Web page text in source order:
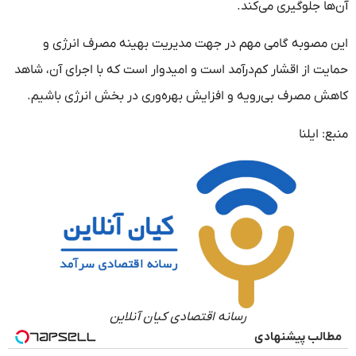
آن‌ها جلوگیری می‌کند.
این مصوبه گامی مهم در جهت مدیریت بهینه مصرف انرژی و
حمایت از اقشار کم‌درآمد است و امیدوار است که با اجرای آن، شاهد
کاهش مصرف بی‌رویه و افزایش بهره‌وری در بخش انرژی باشیم.
منبع: ایلنا
رسانه اقتصادی کیان آنلاین
مطالب پیشنهادی